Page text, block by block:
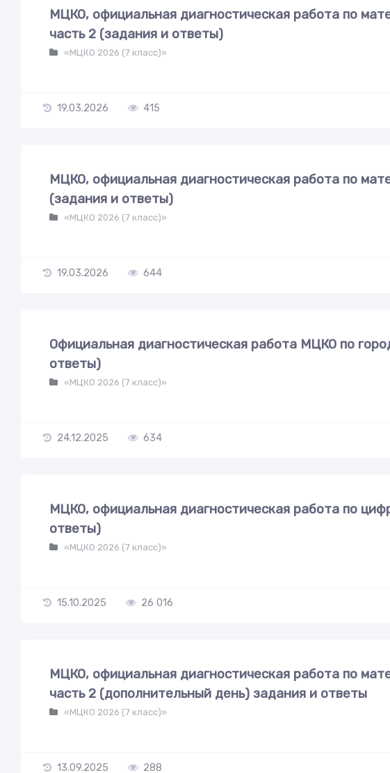
МЦКО, официальная диагностическая работа по
часть 2 (задания и ответы)
«МЦКО 2026 (7 класс)»
19.03.2026 415
МЦКО, официальная диагностическая работа по
(задания и ответы)
«МЦКО 2026 (7 класс)»
19.03.2026 644
Официальная диагностическая работа МЦКО по
ответы)
«МЦКО 2026 (7 класс)»
24.12.2025 634
МЦКО, официальная диагностическая работа по
ответы)
«МЦКО 2026 (7 класс)»
15.10.2025 26 016
МЦКО, официальная диагностическая работа по
часть 2 (дополнительный день) задания и ответы
«МЦКО 2026 (7 класс)»
13.09.2025 288